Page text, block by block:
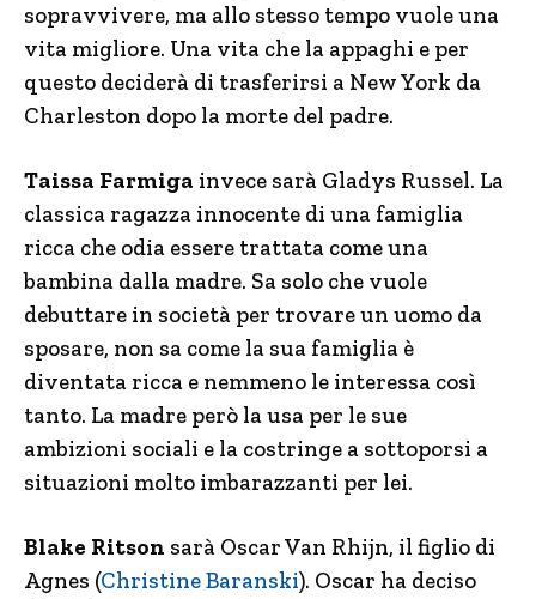
sopravvivere, ma allo stesso tempo vuole una
vita migliore. Una vita che la appaghi e per
questo deciderà di trasferirsi a New York da
Charleston dopo la morte del padre.
Taissa Farmiga invece sarà Gladys Russel. La
classica ragazza innocente di una famiglia
ricca che odia essere trattata come una
bambina dalla madre. Sa solo che vuole
debuttare in società per trovare un uomo da
sposare, non sa come la sua famiglia è
diventata ricca e nemmeno le interessa così
tanto. La madre però la usa per le sue
ambizioni sociali e la costringe a sottoporsi a
situazioni molto imbarazzanti per lei.
Blake Ritson sarà Oscar Van Rhijn, il figlio di
Agnes (Christine Baranski). Oscar ha deciso